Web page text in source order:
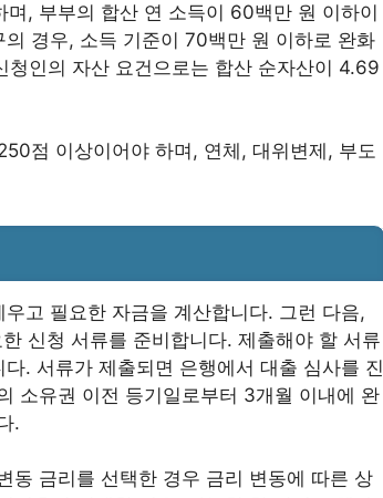
, 부부의 합산 연 소득이 60백만 원 이하이
경우, 소득 기준이 70백만 원 이하로 완화
인의 자산 요건으로는 합산 순자산이 4.69
점 이상이어야 하며, 연체, 대위변제, 부도
고 필요한 자금을 계산합니다. 그런 다음,
신청 서류를 준비합니다. 제출해야 할 서류
. 서류가 제출되면 은행에서 대출 심사를 진
소유권 이전 등기일로부터 3개월 이내에 완
.
동 금리를 선택한 경우 금리 변동에 따른 상